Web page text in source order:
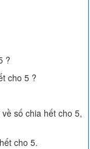
?
cho 5 ?
số chia hết cho 5,
cho 5.